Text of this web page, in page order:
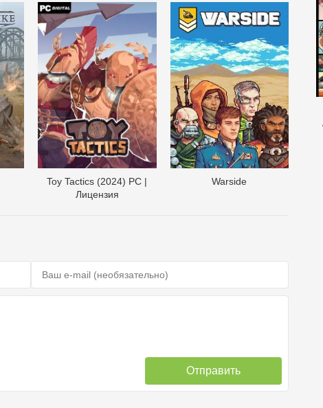
Toy Tactics (2024) PC |
Лицензия
Warside
Отправить